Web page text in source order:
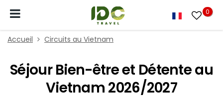
0
Accueil Circuits au Vietnam
Séjour Bien-être et Détente au
Vietnam 2026/2027